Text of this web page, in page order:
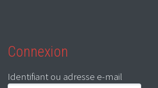
Connexion
Identifiant ou adresse e-mail